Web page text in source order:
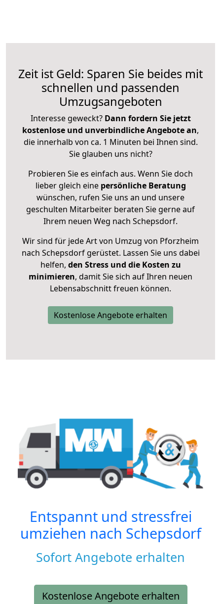
Zeit ist Geld: Sparen Sie beides mit
schnellen und passenden
Umzugsangeboten
Interesse geweckt? Dann fordern Sie jetzt
kostenlose und unverbindliche Angebote an,
die innerhalb von ca. 1 Minuten bei Ihnen sind.
Sie glauben uns nicht?
Probieren Sie es einfach aus. Wenn Sie doch
lieber gleich eine persönliche Beratung
wünschen, rufen Sie uns an und unsere
geschulten Mitarbeiter beraten Sie gerne auf
Ihrem neuen Weg nach Schepsdorf.
Wir sind für jede Art von Umzug von Pforzheim
nach Schepsdorf gerüstet. Lassen Sie uns dabei
helfen, den Stress und die Kosten zu
minimieren, damit Sie sich auf Ihren neuen
Lebensabschnitt freuen können.
Kostenlose Angebote erhalten
Entspannt und stressfrei
umziehen nach Schepsdorf
Sofort Angebote erhalten
Kostenlose Angebote erhalten